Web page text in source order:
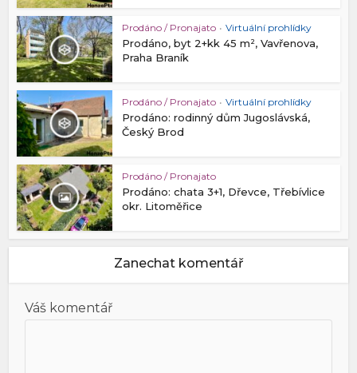
Prodáno / Pronajato • Virtuální prohlídky
Prodáno, byt 2+kk 45 m², Vavřenova,
Praha Braník
Prodáno / Pronajato • Virtuální prohlídky
Prodáno: rodinný dům Jugoslávská,
Český Brod
Prodáno / Pronajato
Prodáno: chata 3+1, Dřevce, Třebívlice
okr. Litoměřice
Zanechat komentář
Váš komentář